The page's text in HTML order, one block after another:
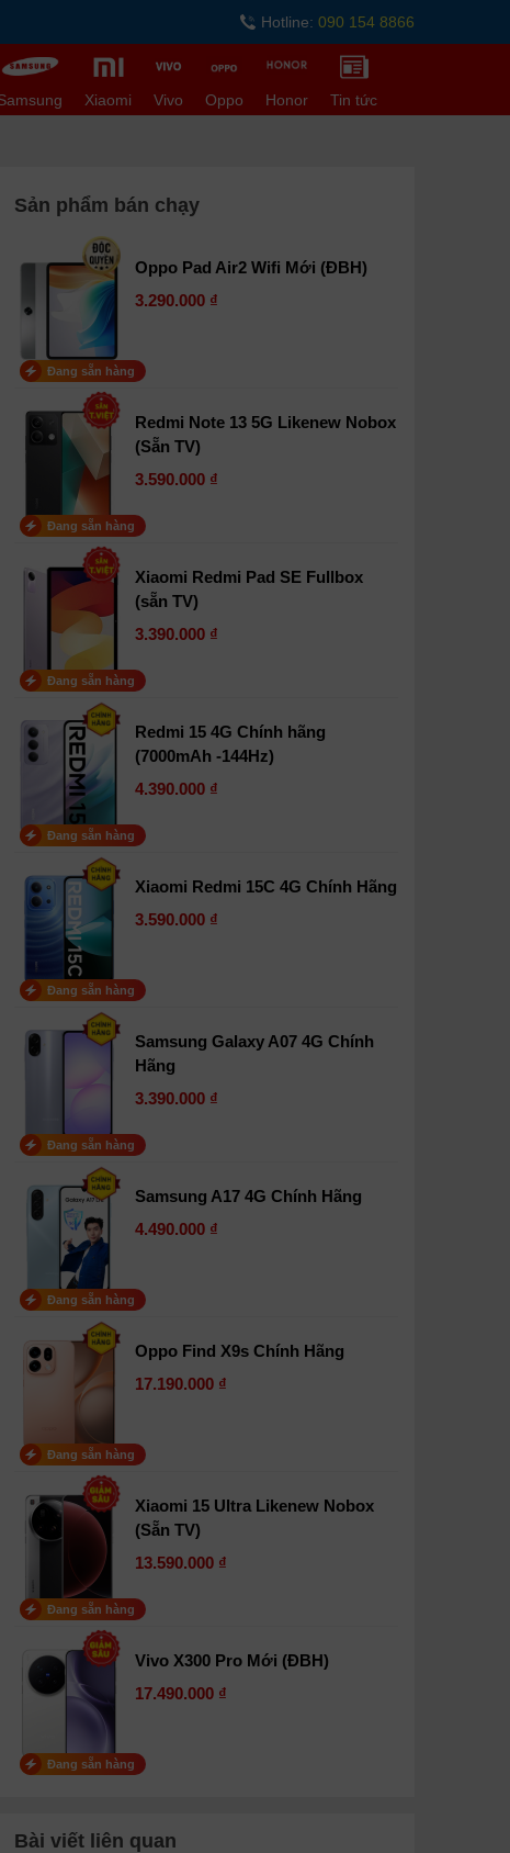
Hotline: 090 154 8866
Xiaomi Vivo Oppo Honor Tin tức
Sản phẩm bán chạy
Oppo Pad Air2 Wifi Mới (ĐBH)
3.290.000 ₫
Đang sẵn hàng
Redmi Note 13 5G Likenew Nobox
(Sẵn TV)
3.590.000 ₫
Đang sẵn hàng
Xiaomi Redmi Pad SE Fullbox
(sẵn TV)
3.390.000 ₫
Đang sẵn hàng
Redmi 15 4G Chính hãng
(7000mAh -144Hz)
4.390.000 ₫
Đang sẵn hàng
Xiaomi Redmi 15C 4G Chính Hãng
3.590.000 ₫
Đang sẵn hàng
Samsung Galaxy A07 4G Chính
Hãng
3.390.000 ₫
Đang sẵn hàng
Samsung A17 4G Chính Hãng
4.490.000 ₫
Đang sẵn hàng
Oppo Find X9s Chính Hãng
17.190.000 ₫
Đang sẵn hàng
Xiaomi 15 Ultra Likenew Nobox
(Sẵn TV)
13.590.000 ₫
Đang sẵn hàng
Vivo X300 Pro Mới (ĐBH)
17.490.000 ₫
Đang sẵn hàng
Bài viết liên quan